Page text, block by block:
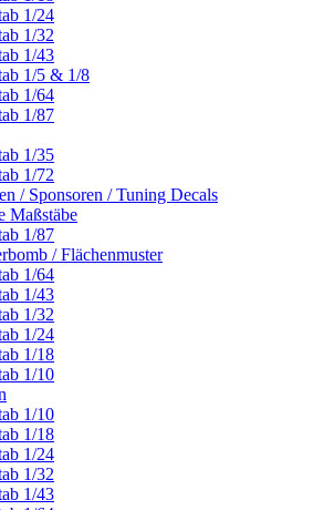
1/24
1/32
1/43
1/5 & 1/8
1/64
1/87
1/35
1/72
/ Sponsoren / Tuning Decals
Maßstäbe
1/87
/ Flächenmuster
1/64
1/43
1/32
1/24
1/18
1/10
1/10
1/18
1/24
1/32
1/43